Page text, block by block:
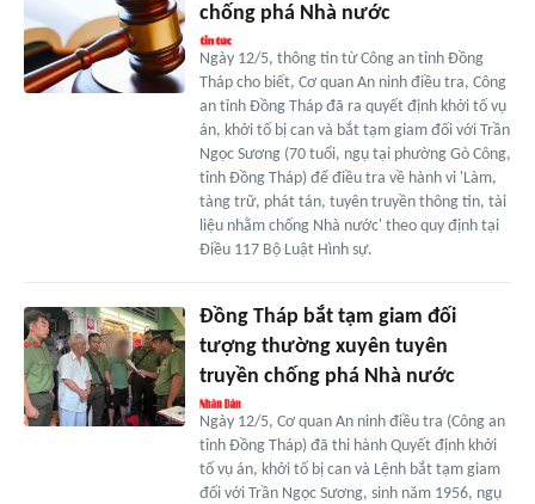
chống phá Nhà nước
Ngày 12/5, thông tin từ Công an tỉnh Đồng
Tháp cho biết, Cơ quan An ninh điều tra, Công
an tỉnh Đồng Tháp đã ra quyết định khởi tố vụ
án, khởi tố bị can và bắt tạm giam đối với Trần
Ngọc Sương (70 tuổi, ngụ tại phường Gò Công,
tỉnh Đồng Tháp) để điều tra về hành vi 'Làm,
tàng trữ, phát tán, tuyên truyền thông tin, tài
liệu nhằm chống Nhà nước' theo quy định tại
Điều 117 Bộ Luật Hình sự.
Đồng Tháp bắt tạm giam đối
tượng thường xuyên tuyên
truyền chống phá Nhà nước
Ngày 12/5, Cơ quan An ninh điều tra (Công an
tỉnh Đồng Tháp) đã thi hành Quyết định khởi
tố vụ án, khởi tố bị can và Lệnh bắt tạm giam
đối với Trần Ngọc Sương, sinh năm 1956, ngụ